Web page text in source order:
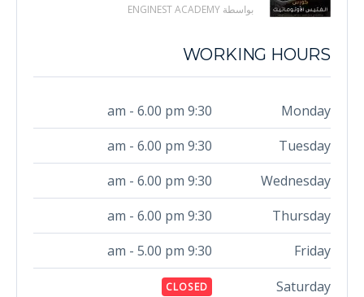
بواسطة ENGINEST ACADEMY
WORKING HOURS
Monday
9:30 am - 6.00 pm
Tuesday
9:30 am - 6.00 pm
Wednesday
9:30 am - 6.00 pm
Thursday
9:30 am - 6.00 pm
Friday
9:30 am - 5.00 pm
Saturday
CLOSED